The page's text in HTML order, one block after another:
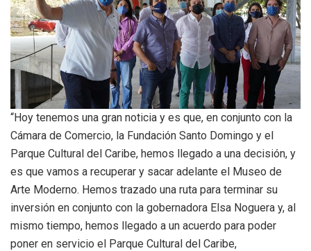
“Hoy tenemos una gran noticia y es que, en conjunto con la
Cámara de Comercio, la Fundación Santo Domingo y el
Parque Cultural del Caribe, hemos llegado a una decisión, y
es que vamos a recuperar y sacar adelante el Museo de
Arte Moderno. Hemos trazado una ruta para terminar su
inversión en conjunto con la gobernadora Elsa Noguera y, al
mismo tiempo, hemos llegado a un acuerdo para poder
poner en servicio el Parque Cultural del Caribe,